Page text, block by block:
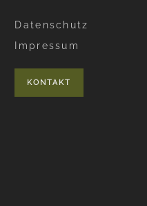
Datenschutz
Impressum
KONTAKT